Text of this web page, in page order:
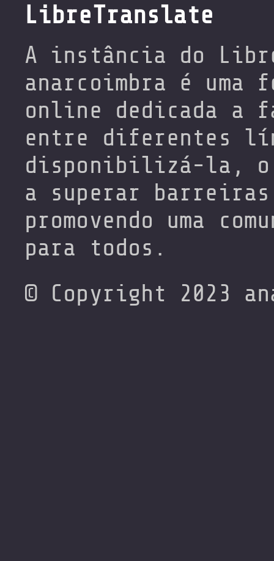
LibreTranslate
A instância do
anarcoimbra é uma
online dedicada a
entre diferentes
disponibilizá-la, o
a superar
promovendo uma
para todos.
© Copyright 2023